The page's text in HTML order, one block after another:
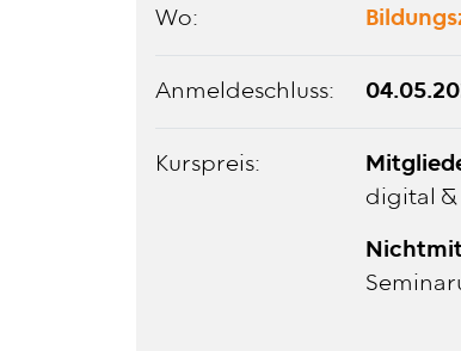
Wo:
Anmeldeschluss:
Kurspreis:
digital &